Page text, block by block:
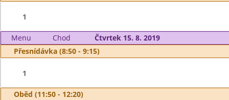
1
Menu Chod
Čtvrtek 15. 8. 2019
Přesnídávka (8:50 - 9:15)
1
Oběd (11:50 - 12:20)